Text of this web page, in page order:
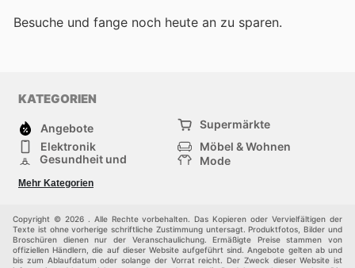
Besuche und fange noch heute an zu sparen.
KATEGORIEN
Angebote
Supermärkte
Elektronik
Möbel & Wohnen
Gesundheit und
Mode
Sportartikel und
Einkaufzentren
Andere
Mehr Kategorien
Copyright © 2026 . Alle Rechte vorbehalten. Das Kopieren oder Vervielfältigen der
Texte ist ohne vorherige schriftliche Zustimmung untersagt. Produktfotos, Bilder und
Broschüren dienen nur der Veranschaulichung. Ermäßigte Preise stammen von
offiziellen Händlern, die auf dieser Website aufgeführt sind. Angebote gelten ab und
bis zum Ablaufdatum oder solange der Vorrat reicht. Der Zweck dieser Website ist